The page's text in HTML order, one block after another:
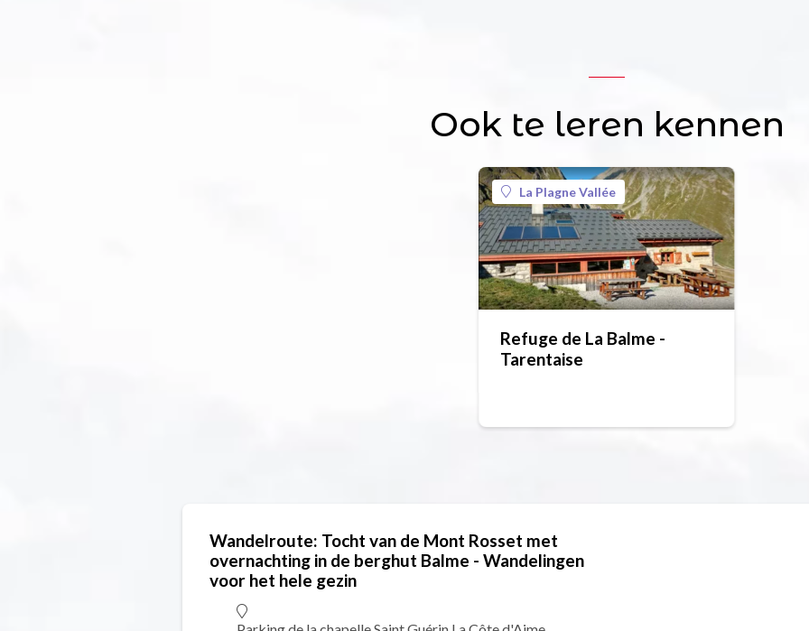
Ook te leren kennen
La Plagne Vallée
Refuge de La Balme -
Tarentaise
Wandelroute: Tocht van de Mont Rosset met
overnachting in de berghut Balme - Wandelingen
voor het hele gezin